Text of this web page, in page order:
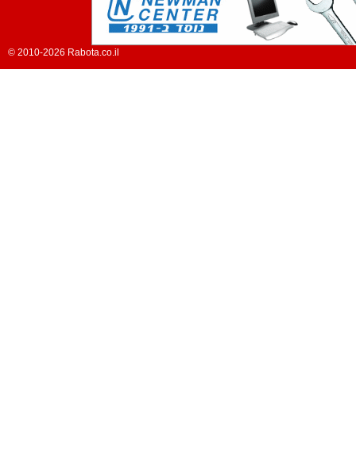
© 2010-2026 Rabota.co.il